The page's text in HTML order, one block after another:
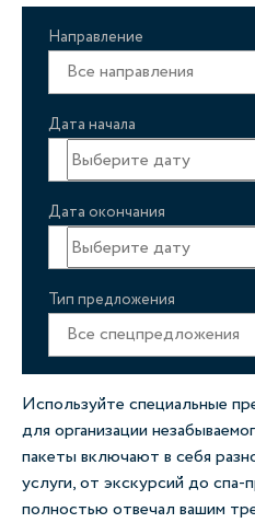
Направление
Все направления
Дата начала
Дата окончания
Тип предложения
Все спецпредложения
Используйте специальные
для организации
пакеты включают в себя
услуги, от экскурсий до
полностью отвечал вашим